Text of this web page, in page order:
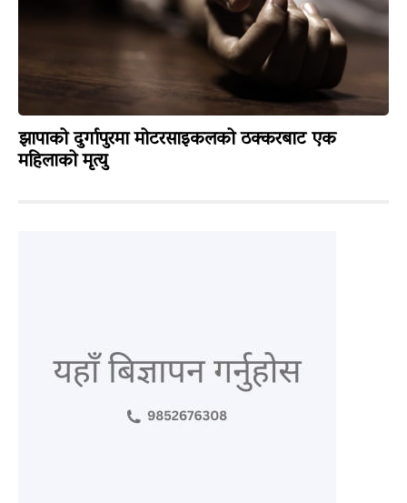
झापाको दुर्गापुरमा मोटरसाइकलको ठक्करबाट एक
महिलाको मृत्यु